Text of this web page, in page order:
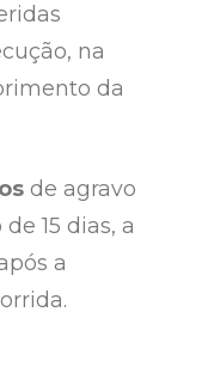
na
da
de agravo
15 dias, a
a